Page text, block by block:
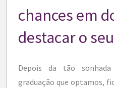
chances em
destacar o
Depois da tão
graduação que optamos,